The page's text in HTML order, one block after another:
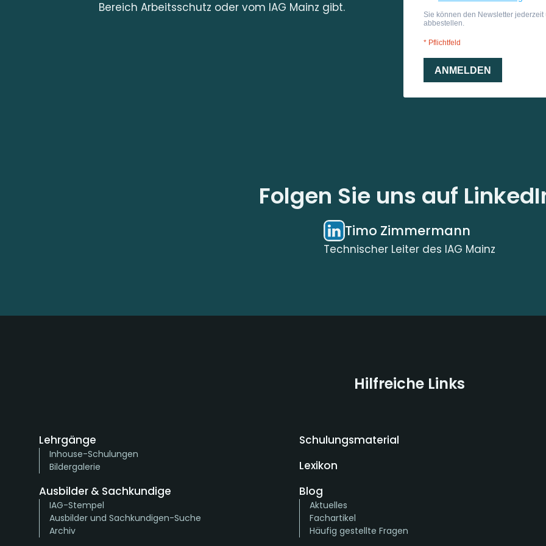
Bereich Arbeitsschutz oder vom IAG Mainz gibt.
Folgen Sie uns auf
Timo Zimmermann
Technischer Leiter des IAG Mainz
Hilfreiche Links
Lehrgänge
Inhouse-Schulungen
Bildergalerie
Ausbilder & Sachkundige
IAG-Stempel
Ausbilder und Sachkundigen-Suche
Archiv
Schulungsmaterial
Lexikon
Blog
Aktuelles
Fachartikel
Häufig gestellte Fragen